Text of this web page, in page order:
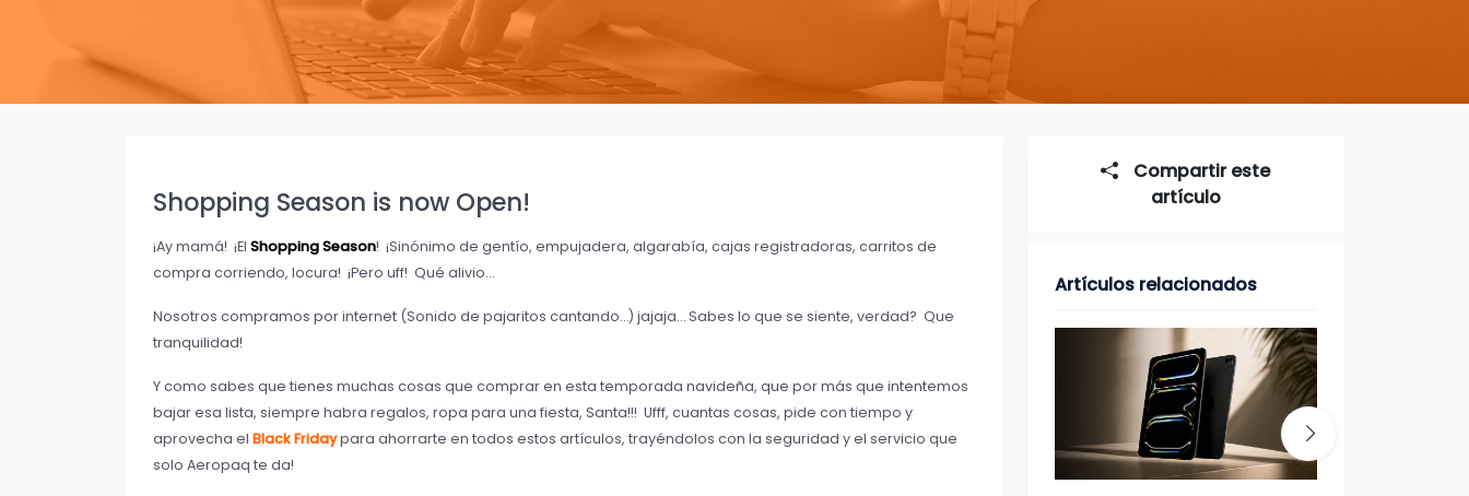
Shopping Season is now Open!
¡Ay mamá! ¡El Shopping Season! ¡Sinónimo de gentío, empujadera, algarabía, cajas registradoras, carritos de
compra corriendo, locura! ¡Pero uff! Qué alivio…
Nosotros compramos por internet (Sonido de pajaritos cantando…) jajaja… Sabes lo que se siente, verdad? Que
tranquilidad!
Y como sabes que tienes muchas cosas que comprar en esta temporada navideña, que por más que intentemos
bajar esa lista, siempre habra regalos, ropa para una fiesta, Santa!!! Ufff, cuantas cosas, pide con tiempo y
aprovecha el Black Fridaypara ahorrarte en todos estos artículos, trayéndolos con la seguridad y el servicio que
solo Aeropaq te da!
Compartir este
artículo
Artículos relacionados